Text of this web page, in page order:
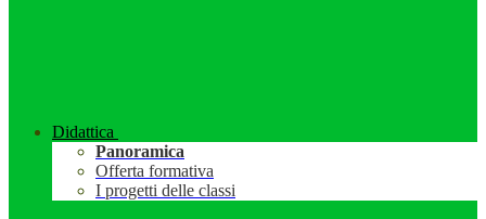
Didattica
Panoramica
Offerta formativa
I progetti delle classi